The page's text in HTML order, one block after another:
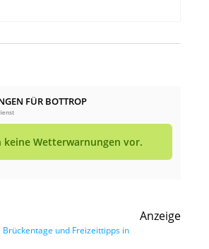
FÜR BOTTROP
keine Wetterwarnungen vor.
Anzeige